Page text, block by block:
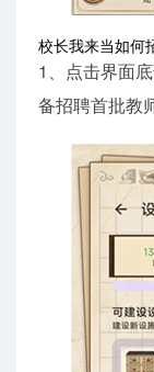
校长我来当如何
1、点击界面
备招聘首批教